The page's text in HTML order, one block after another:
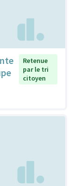
Retenue
par le tri
citoyen